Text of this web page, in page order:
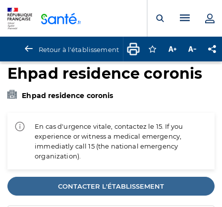
Ouvrir laMenu
Retour à l'établissement Connectez-vous
Augmenter la
Ehpad residence coronis
Ehpad residence coronis
En cas d'urgence vitale, contactez le 15. If you
experience or witness a medical emergency,
immediatly call 15 (the national emergency
organization).
CONTACTER L'ÉTABLISSEMENT